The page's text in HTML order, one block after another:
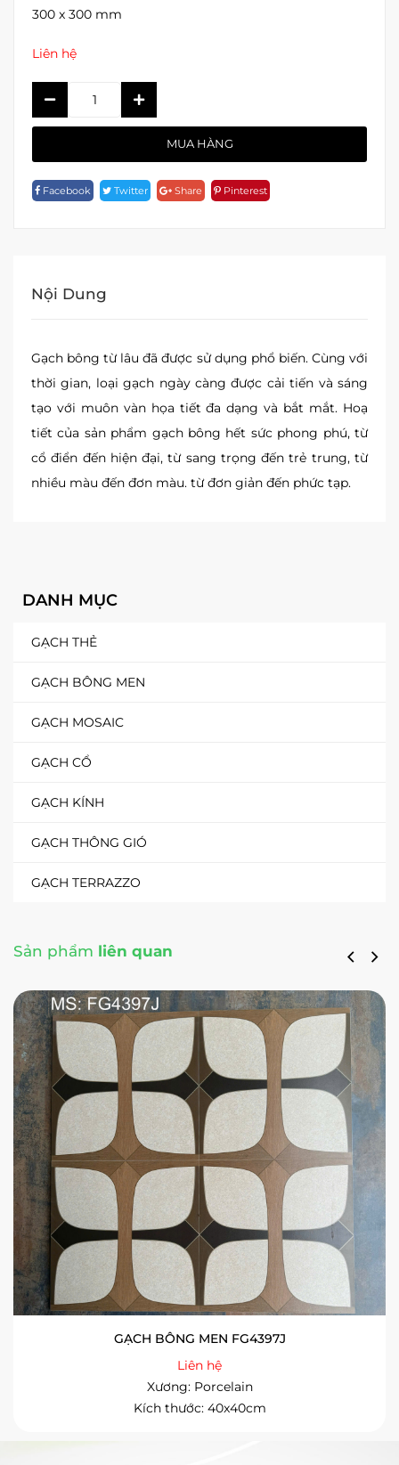
DANH MỤC
GẠCH THẺ
GẠCH BÔNG MEN
GẠCH MOSAIC
GẠCH CỔ
GẠCH KÍNH
GẠCH THÔNG GIÓ
GẠCH TERRAZZO
300 x 300 mm
Liên hệ
Quantity
MUA HÀNG
Facebook Twitter Share Pinterest
Nội Dung
Gạch bông từ lâu đã được sử dụng phổ biến. Cùng với
thời gian, loại gạch ngày càng được cải tiến và sáng
tạo với muôn vàn họa tiết đa dạng và bắt mắt. Hoạ
tiết của sản phẩm gạch bông hết sức phong phú, từ
cổ điển đến hiện đại, từ sang trọng đến trẻ trung, từ
nhiều màu đến đơn màu. từ đơn giản đến phức tạp.
Sản phẩm liên quan
GẠCH BÔNG MEN FG4397J
Liên hệ
Xương: Porcelain
Kích thước: 40x40cm